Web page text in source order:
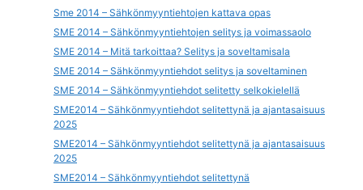
Sme 2014 – Sähkönmyyntiehtojen kattava opas
SME 2014 – Sähkönmyyntiehtojen selitys ja voimassaolo
SME 2014 – Mitä tarkoittaa? Selitys ja soveltamisala
SME 2014 – Sähkönmyyntiehdot selitys ja soveltaminen
SME 2014 – Sähkönmyyntiehdot selitetty selkokielellä
SME2014 – Sähkönmyyntiehdot selitettynä ja ajantasaisuus
2025
SME2014 – Sähkönmyyntiehdot selitettynä ja ajantasaisuus
2025
SME2014 – Sähkönmyyntiehdot selitettynä